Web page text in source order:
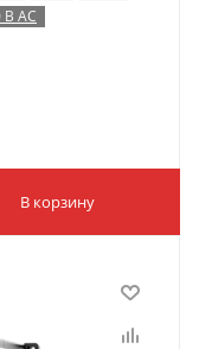
AC
В корзину